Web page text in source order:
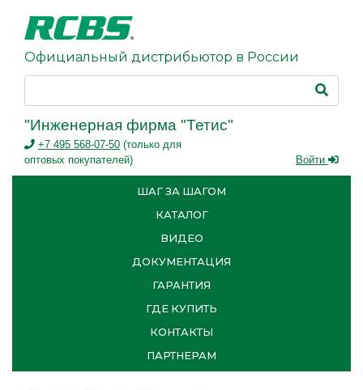
Официальный дистрибьютор в России
"Инженерная фирма "Тетис"
+7 495 568-07-50 (только для
оптовых покупателей)
Войти
ШАГ ЗА ШАГОМ
КАТАЛОГ
ВИДЕО
ДОКУМЕНТАЦИЯ
ГАРАНТИЯ
ГДЕ КУПИТЬ
КОНТАКТЫ
ПАРТНЕРАМ